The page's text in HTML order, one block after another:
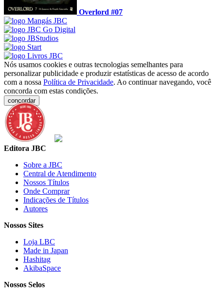
Overlord #07
Nós usamos cookies e outras tecnologias semelhantes para
personalizar publicidade e produzir estatísticas de acesso de acordo
com a nossa Política de Privacidade. Ao continuar navegando, você
concorda com estas condições.
concordar
Editora JBC
Sobre a JBC
Central de Atendimento
Nossos Títulos
Onde Comprar
Indicações de Títulos
Autores
Nossos Sites
Loja LBC
Made in Japan
Hashitag
AkibaSpace
Nossos Selos